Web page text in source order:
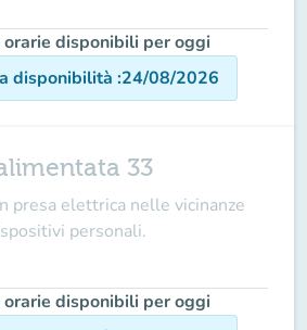
orarie disponibili per oggi
disponibilità :24/08/2026
33
presa elettrica nelle vicinanze
personali.
orarie disponibili per oggi